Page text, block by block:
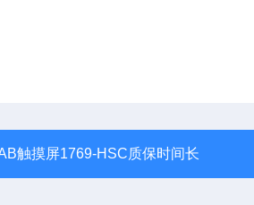
触摸屏1769-HSC质保时间长